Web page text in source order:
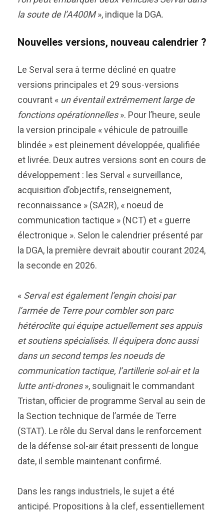
la soute de l’A400M», indique la DGA.
Nouvelles versions, nouveau calendrier ?
Le Serval sera à terme décliné en quatre
versions principales et 29 sous-versions
couvrant « un éventail extrêmement large de
fonctions opérationnelles». Pour l’heure, seule
la version principale « véhicule de patrouille
blindée » est pleinement développée, qualifiée
et livrée. Deux autres versions sont en cours de
développement : les Serval « surveillance,
acquisition d’objectifs, renseignement,
reconnaissance » (SA2R), « noeud de
communication tactique » (NCT) et « guerre
électronique ». Selon le calendrier présenté par
la DGA, la première devrait aboutir courant 2024,
la seconde en 2026.
« Serval est également l’engin choisi par
l’armée de Terre pour combler son parc
hétéroclite qui équipe actuellement ses appuis
et soutiens spécialisés. Il équipera donc aussi
dans un second temps les noeuds de
communication tactique, l’artillerie sol-air et la
lutte anti-drones», soulignait le commandant
Tristan, officier de programme Serval au sein de
la Section technique de l’armée de Terre
(STAT). Le rôle du Serval dans le renforcement
de la défense sol-air était pressenti de longue
date, il semble maintenant confirmé.
Dans les rangs industriels, le sujet a été
anticipé. Propositions à la clef, essentiellement